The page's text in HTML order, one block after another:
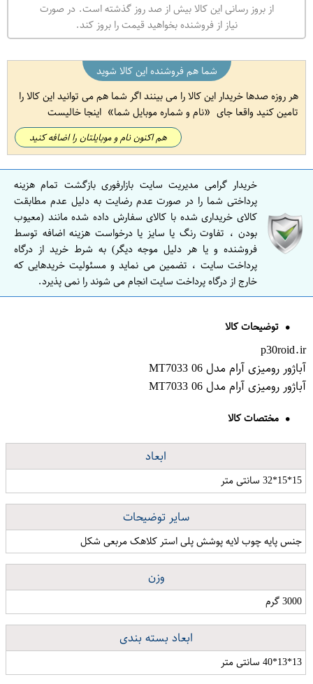
از بروز رسانی این کالا بیش از صد روز گذشته است. در صورت
نیاز از فروشنده بخواهید قیمت را بروز کند.
شما هم فروشنده این کالا شوید
هر روزه صدها خریدار این کالا را می بینند اگر شما هم می توانید این کالا را
تامین کنید واقعا جای
نام و شماره موبایل شما اینجا خالیست
هم اکنون نام و موبایلتان را اضافه کنید
خریدار گرامی مدیریت سایت بازارفوری بازگشت تمام هزینه
پرداختی شما را در صورت عدم رضایت به دلیل عدم مطابقت
کالای خریداری شده با کالای سفارش داده شده مانند (معیوب
بودن ، تفاوت رنگ یا سایز یا درخواست هزینه اضافه توسط
فروشنده و یا هر دلیل موجه دیگر) به شرط خرید از درگاه
پرداخت سایت ، تضمین می نماید و مسئولیت خریدهایی که
خارج از درگاه پرداخت سایت انجام می شوند را نمی پذیرد.
توضیحات کالا
p30roid.ir
آباژور رومیزی آرام مدل MT7033 06
آباژور رومیزی آرام مدل MT7033 06
مختصات کالا
ابعاد
15*15*32 سانتی متر
سایر توضیحات
جنس پایه چوب لایه پوشش پلی استر کلاهک مربعی شکل
وزن
3000 گرم
ابعاد بسته بندی
13*13*40 سانتی متر